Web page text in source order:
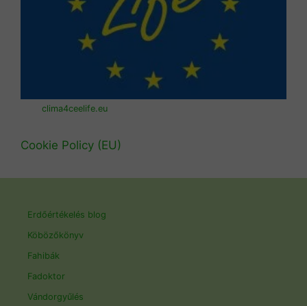
clima4ceelife.eu
Cookie Policy (EU)
Erdőértékelés blog
Köbözőkönyv
Fahibák
Fadoktor
Vándorgyűlés